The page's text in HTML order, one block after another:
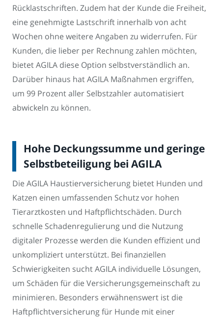
Rücklastschriften. Zudem hat der Kunde die Freiheit,
eine genehmigte Lastschrift innerhalb von acht
Wochen ohne weitere Angaben zu widerrufen. Für
Kunden, die lieber per Rechnung zahlen möchten,
bietet AGILA diese Option selbstverständlich an.
Darüber hinaus hat AGILA Maßnahmen ergriffen,
um 99 Prozent aller Selbstzahler automatisiert
abwickeln zu können.
Hohe Deckungssumme und geringe
Selbstbeteiligung bei AGILA
Die AGILA Haustierversicherung bietet Hunden und
Katzen einen umfassenden Schutz vor hohen
Tierarztkosten und Haftpflichtschäden. Durch
schnelle Schadenregulierung und die Nutzung
digitaler Prozesse werden die Kunden effizient und
unkompliziert unterstützt. Bei finanziellen
Schwierigkeiten sucht AGILA individuelle Lösungen,
um Schäden für die Versicherungsgemeinschaft zu
minimieren. Besonders erwähnenswert ist die
Haftpflichtversicherung für Hunde mit einer